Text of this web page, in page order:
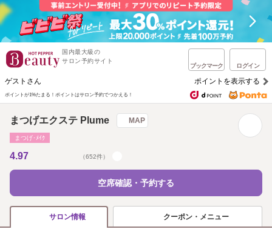
国内最大級の
サロン予約サイト
ブックマーク ログイン
ゲストさん ポイントを表示する
ポイントが1%たまる！ ポイントはサロン予約でつかえる！
まつげエクステ Plume MAP
まつげ･ﾒｲｸ
4.97 （652件）
空席確認・予約する
サロン情報 クーポン・メニュー